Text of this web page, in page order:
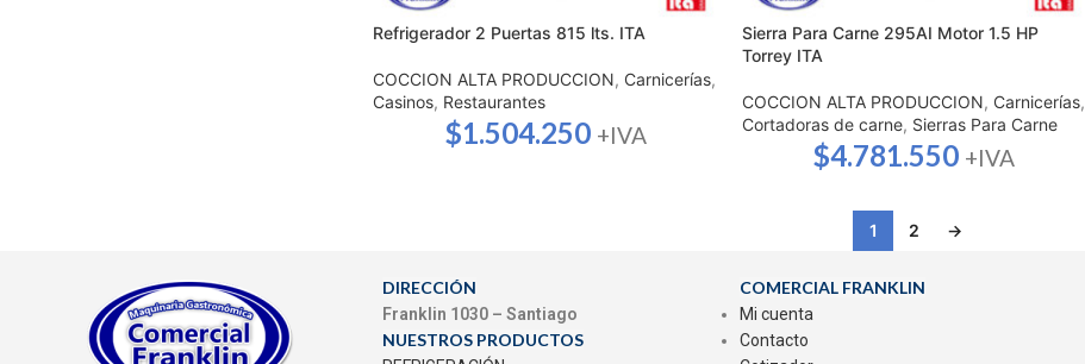
Refrigerador 2 Puertas 815 lts. ITA
COCCION ALTA PRODUCCION, Carnicerías,
Casinos, Restaurantes
$1.504.250 +IVA
Sierra Para Carne 295AI Motor 1.5 HP
Torrey ITA
COCCION ALTA PRODUCCION, Carnicerías,
Cortadoras de carne, Sierras Para Carne
$4.781.550 +IVA
1 2 →
DIRECCIÓN
Franklin 1030 – Santiago
NUESTROS PRODUCTOS
COMERCIAL FRANKLIN
Mi cuenta
Contacto